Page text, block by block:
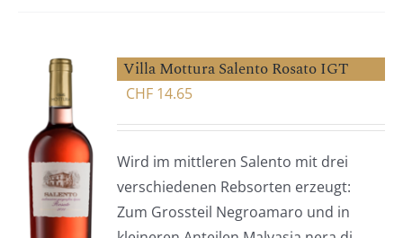
Villa Mottura Salento Rosato IGT
CHF 14.65
Wird im mittleren Salento mit drei
verschiedenen Rebsorten erzeugt:
Zum Grossteil Negroamaro und in